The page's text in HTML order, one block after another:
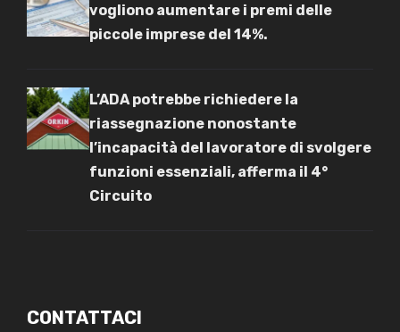
vogliono aumentare i premi delle
piccole imprese del 14%.
L’ADA potrebbe richiedere la
riassegnazione nonostante
l’incapacità del lavoratore di svolgere
funzioni essenziali, afferma il 4°
Circuito
CONTATTACI